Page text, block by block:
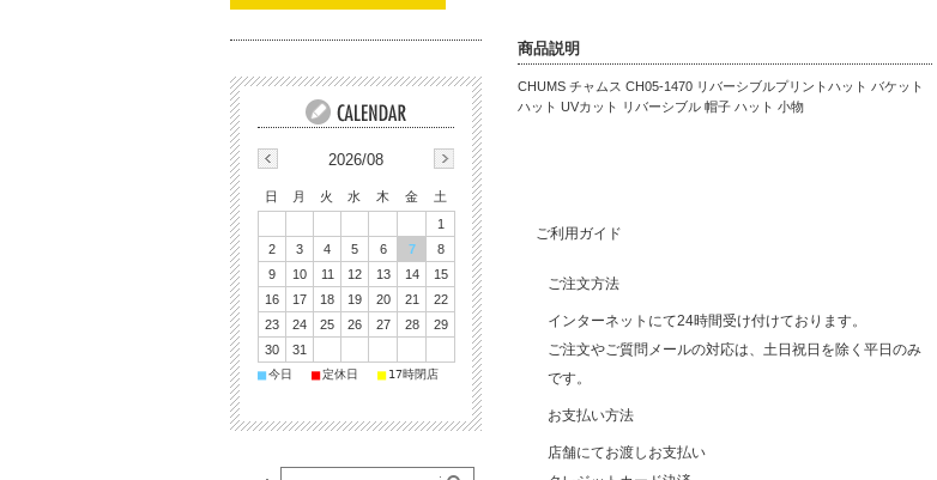
商品説明
CHUMS チャムス CH05-1470 リバーシブルプリントハット バケット
ハット UVカット リバーシブル 帽子 ハット 小物
ご利用ガイド
ご注文方法
インターネットにて24時間受け付けております。
ご注文やご質問メールの対応は、土日祝日を除く平日のみ
です。
お支払い方法
店舗にてお渡しお支払い
2026/08
日 月 火 水 木 金
土
1
2
3 4 5 6 7
8
9
10 11 12 13 14
15
16
17 18 19 20 21
22
23
24 25 26 27 28
29
30
31
■今日 ■定休日 ■ 17時閉店